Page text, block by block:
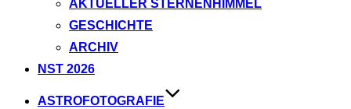
AKTUELLER STERNENHIMMEL
GESCHICHTE
ARCHIV
NST 2026
ASTROFOTOGRAFIE